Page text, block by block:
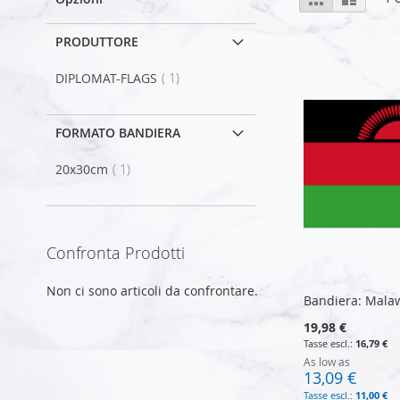
come
Bandiera:
19,98 €
16,79 €
As low as
13,09 €
11,00 €
PRODUTTORE
DIPLOMAT-FLAGS 1elemento
FORMATO BANDIERA
20x30cm 1elemento
Confronta Prodotti
Non ci sono articoli da confrontare.